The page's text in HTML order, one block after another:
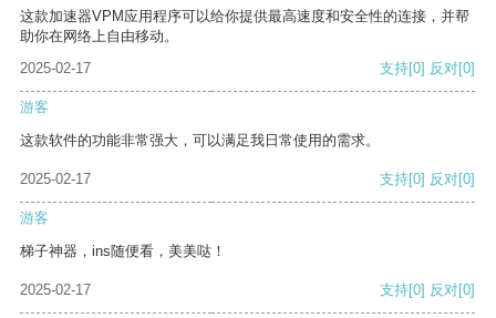
这款加速器VPM应用程序可以给你提供最高速度和安全性的连接，并帮
助你在网络上自由移动。
2025-02-17
支持[0] 反对[0]
游客
这款软件的功能非常强大，可以满足我日常使用的需求。
2025-02-17 支持[0] 反对[0]
游客
梯子神器，ins随便看，美美哒！
2025-02-17 支持[0] 反对[0]